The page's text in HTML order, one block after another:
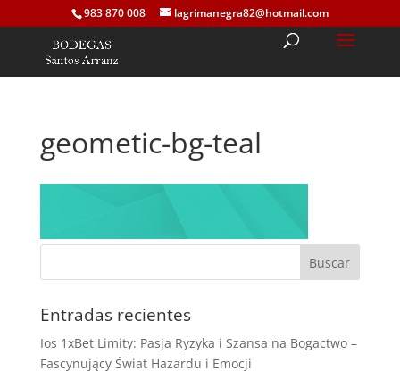
983 870 008 lagrimanegra82@hotmail.com
geometic-bg-teal
Entradas recientes
Ios 1xBet Limity: Pasja Ryzyka i Szansa na Bogactwo –
Fascynujący Świat Hazardu i Emocji